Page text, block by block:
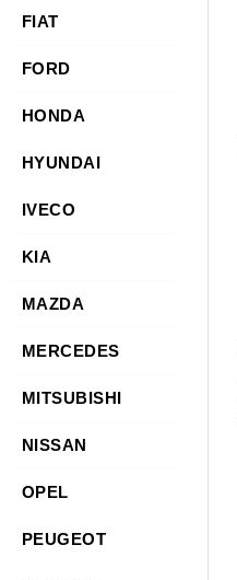
FIAT
FORD
HONDA
HYUNDAI
IVECO
KIA
MAZDA
MERCEDES
MITSUBISHI
NISSAN
OPEL
PEUGEOT